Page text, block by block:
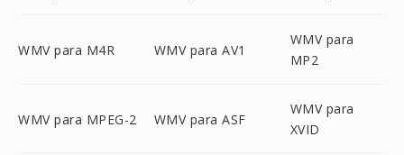
WMV para M4R WMV para AV1
WMV para
MP2
WMV para MPEG-2 WMV para ASF
WMV para
XVID